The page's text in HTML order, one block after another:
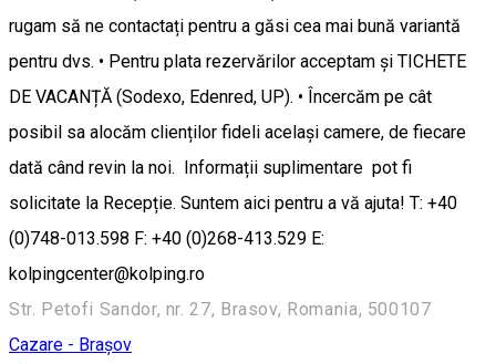
rugam să ne contactați pentru a găsi cea mai bună variantă
pentru dvs. • Pentru plata rezervărilor acceptam și TICHETE
DE VACANȚĂ (Sodexo, Edenred, UP). • Încercăm pe cât
posibil sa alocăm clienților fideli același camere, de fiecare
dată când revin la noi. Informații suplimentare pot fi
solicitate la Recepție. Suntem aici pentru a vă ajuta! T: +40
(0)748-013.598 F: +40 (0)268-413.529 E:
kolpingcenter@kolping.ro
Str. Petofi Sandor, nr. 27, Brasov, Romania, 500107
Cazare - Brașov